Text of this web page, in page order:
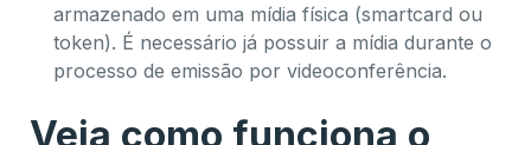
armazenado em uma mídia física (smartcard ou
token). É necessário já possuir a mídia durante o
processo de emissão por videoconferência.
Veja como funciona o